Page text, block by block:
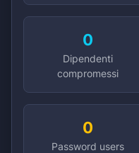
0
Dipendenti
compromessi
0
Password users